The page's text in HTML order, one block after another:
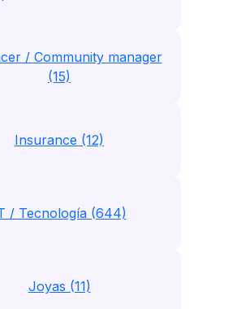
/ Community manager
(15)
Insurance (12)
/ Tecnología (644)
Joyas (11)